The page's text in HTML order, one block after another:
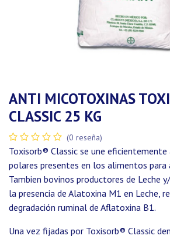
ANTI MICOTOXINAS
CLASSIC 25 KG
(0 reseña)
Toxisorb® Classic se une
polares presentes en los alimentos para
Tambien bovinos productores de Leche
la presencia de Alatoxina M1 en Leche,
degradación ruminal de Aflatoxina B1.
Una vez fijadas por Toxisorb® Classic